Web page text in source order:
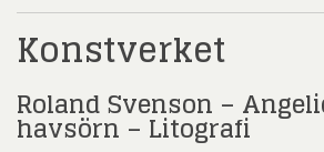
Konstverket
Roland Svenson –
havsörn – Litografi